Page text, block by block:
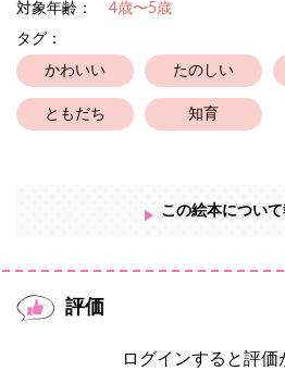
対象年齢：
4歳〜5歳
タグ：
かわいい たのしい
ともだち 知育
この絵本につい
評価
ログインすると評価